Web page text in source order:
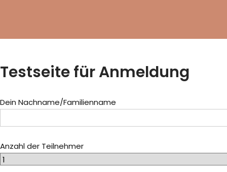
Testseite für Anmeldung
Dein Nachname/Familienname
Anzahl der Teilnehmer